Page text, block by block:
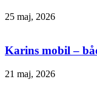
25 maj, 2026
Karins mobil –
21 maj, 2026